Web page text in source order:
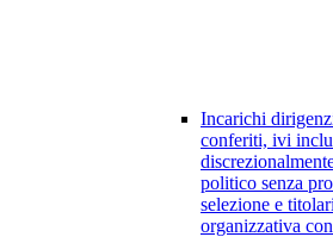
Incarichi
conferiti, ivi
politico senza
selezione e
organizzativa